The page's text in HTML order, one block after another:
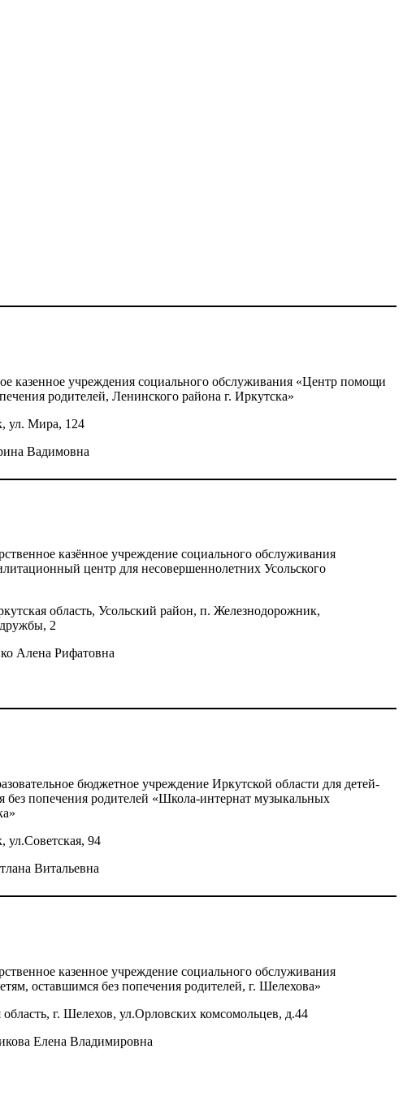
казенное учреждения социального обслуживания «Центр помощи
родителей, Ленинского района г. Иркутска»
ул. Мира, 124
Вадимовна
казённое учреждение социального обслуживания
центр для несовершеннолетних Усольского
область, Усольский район, п. Железнодорожник,
2
Алена Рифатовна
бюджетное учреждение Иркутской области для детей-
без попечения родителей «Школа-интернат музыкальных
ул.Советская, 94
Витальевна
казенное учреждение социального обслуживания
оставшимся без попечения родителей, г. Шелехова»
область, г. Шелехов, ул.Орловских комсомольцев, д.44
Елена Владимировна